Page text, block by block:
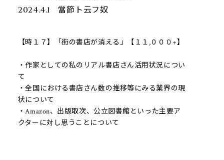
2024.4.1 當節ト云フ奴
【時１７】「街の書店が消える」【１１,０００+】
・作家としての私のリアル書店さん活用状況につい
て
・全国における書店さん数の推移等にみる業界の現
状について
・Amazon、出版取次、公立図書館といった主要ア
クターに対し思うことについて